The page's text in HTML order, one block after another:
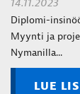
14.11.2023
Diplomi-
Myynti ja
Nymanilla...
LUE